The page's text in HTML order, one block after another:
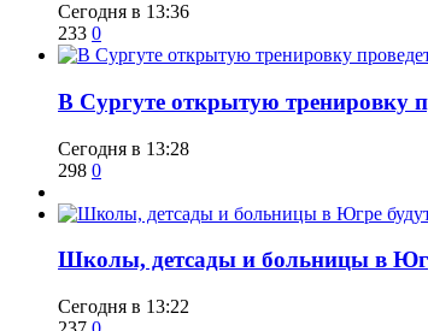
Сегодня в 13:36
233 0
В Сургуте открытую тренировку
Сегодня в 13:28
298 0
Школы, детсады и больницы в
Сегодня в 13:22